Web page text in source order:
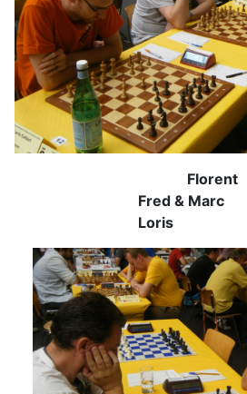
Fred &
Loris